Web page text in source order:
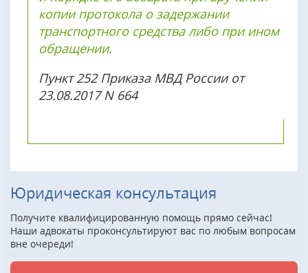
копии протокола о задержании
транспортного средства либо при ином
обращении.
Пункт 252 Приказа МВД России от
23.08.2017 N 664
Юридическая консультация
Получите квалифицированную помощь прямо сейчас!
Наши адвокаты проконсультируют вас по любым вопросам
вне очереди!